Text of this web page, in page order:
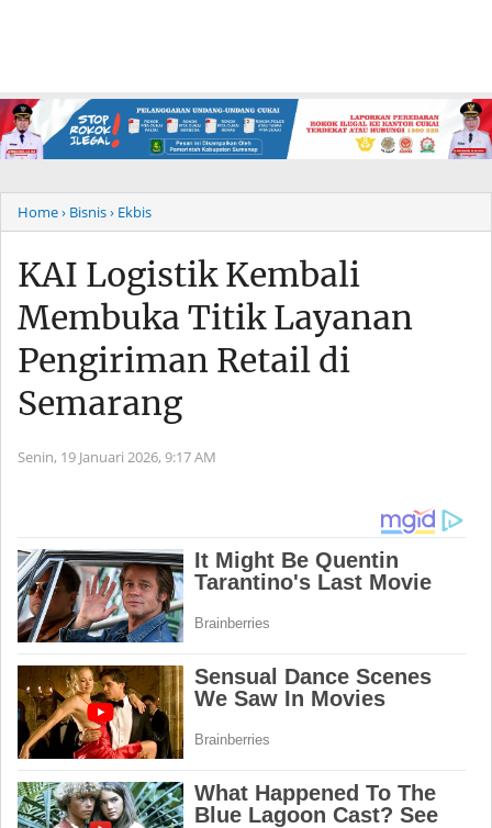
Home› Bisnis› Ekbis
KAI Logistik Kembali
Membuka Titik Layanan
Pengiriman Retail di
Semarang
Senin, 19 Januari 2026, 9:17 AM